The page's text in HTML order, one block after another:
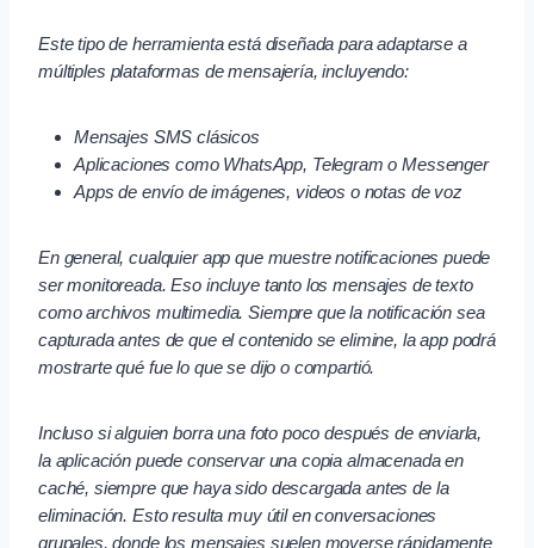
Este tipo de herramienta está diseñada para adaptarse a
múltiples plataformas de mensajería, incluyendo:
Mensajes SMS clásicos
Aplicaciones como WhatsApp, Telegram o Messenger
Apps de envío de imágenes, videos o notas de voz
En general, cualquier app que muestre notificaciones puede
ser monitoreada. Eso incluye tanto los mensajes de texto
como archivos multimedia. Siempre que la notificación sea
capturada antes de que el contenido se elimine, la app podrá
mostrarte qué fue lo que se dijo o compartió.
Incluso si alguien borra una foto poco después de enviarla,
la aplicación puede conservar una copia almacenada en
caché, siempre que haya sido descargada antes de la
eliminación. Esto resulta muy útil en conversaciones
grupales, donde los mensajes suelen moverse rápidamente